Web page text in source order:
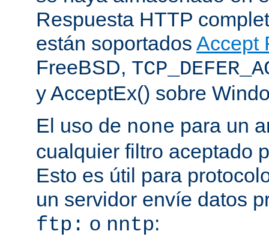
Respuesta HTTP
están soportados Accept
FreeBSD,
y AcceptEx() sobre
El uso de none para un
cualquier filtro aceptado
Esto es útil para
un servidor envíe datos
ftp: o nntp: